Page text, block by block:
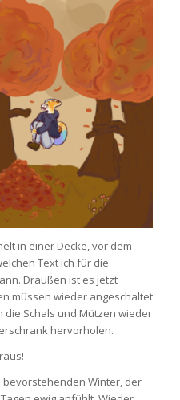
in einer Decke, vor dem
Text ich für die
Draußen ist es jetzt
müssen wieder angeschaltet
Schals und Mützen wieder
hervorholen.
bevorstehenden Winter, der